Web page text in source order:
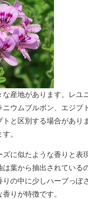
な産地があります。レユ
ニウムブルボン、エジプ
トと区別する場合があり
。
ズに似たような香りと表
葉から抽出されている
りの中に少しハーブっぽ
りが特徴です。